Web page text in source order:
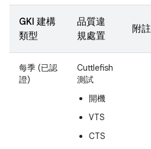
GKI 建構
類型
品質違
規處置
附註
每季 (已認
證)
Cuttlefish
測試
開機
VTS
CTS